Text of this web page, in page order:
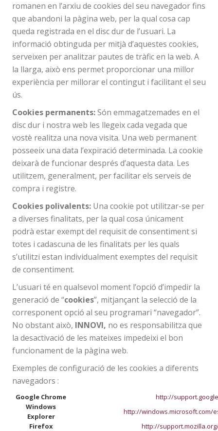
romanen en l’arxiu de cookies del seu navegador fins
que abandoni la pàgina web, per la qual cosa cap
queda registrada en el disc dur de l’usuari. La
informació obtinguda per mitjà d’aquestes cookies,
serveixen per analitzar pautes de tràfic en la web. A
la llarga, això ens permet proporcionar una millor
experiència per millorar el contingut i facilitant el seu
ús.
Cookies permanents:Són emmagatzemades en el
disc dur i nostra web les llegeix cada vegada que
vostè realitza una nova visita. Una web permanent
posseeix una data l’expiració determinada. La cookie
deixarà de funcionar després d’aquesta data. Les
utilitzem, generalment, per facilitar els serveis de
compra i registre.
Cookies polivalents: Una cookie pot utilitzar-se per
a diverses finalitats, per la qual cosa únicament
podrà estar exempt del requisit de consentiment si
totes i cadascuna de les finalitats per les quals
s’utilitzi estan individualment exemptes del requisit
de consentiment.
L’usuari té en qualsevol moment l’opció d’impedir la
generació de “cookies”, mitjançant la selecció de la
corresponent opció al seu programari “navegador”.
No obstant això, INNOVI, no es responsabilitza que
la desactivació de les mateixes impedeixi el bon
funcionament de la pàgina web.
Exemples de configuració de les cookies a diferents
navegadors :
Google Chrome
http://
Windows
Explorer
http://windows.microsoft.com/
Firefox
http://